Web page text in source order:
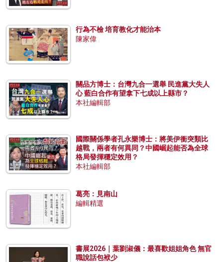
行為不檢 培育教化才能治本
陳家偉
關品方博士：台灣九合一選舉 民進黨大失人
心 藍白合作有望拿下七成以上縣市？
本社編輯部
國際關係學者孔永樂博士：將美伊衝突類比
越戰，兩者有何異同？中國崛起能否為全球
格局發揮穩定效用？
本社編輯部
葛亮：見南山
編輯精選
書展2026｜葉劉淑儀：最喜歡姐姐角色 無官
職說話包袱少